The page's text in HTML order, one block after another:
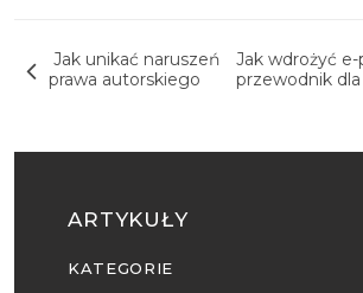
ARTYKUŁY
KATEGORIE
Jak unikać naruszeń
prawa autorskiego
Jak wdrożyć
przewodnik